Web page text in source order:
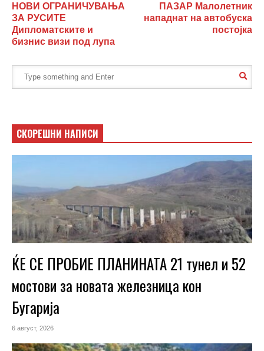
НОВИ ОГРАНИЧУВАЊА
ЗА РУСИТЕ
Дипломатските и
бизнис визи под лупа
ПАЗАР Малолетник
нападнат на автобуска
постојка
СКОРЕШНИ НАПИСИ
ЌЕ СЕ ПРОБИЕ ПЛАНИНАТА 21 тунел и 52
мостови за новата железница кон
Бугарија
6 август, 2026